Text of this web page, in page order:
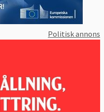
Politisk annons